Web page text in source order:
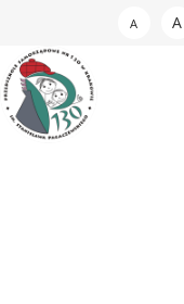
A A